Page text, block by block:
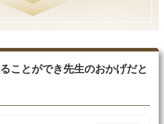
ことができ先生のおかげだと